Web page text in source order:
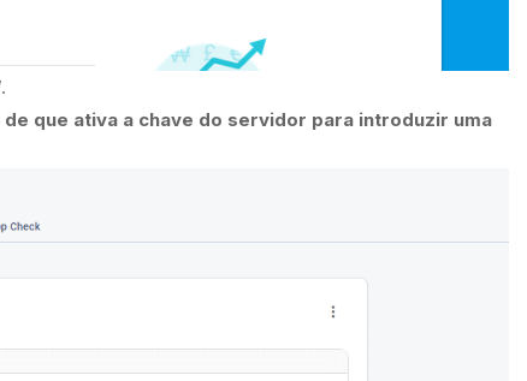
que ativa a chave do servidor para introduzir uma